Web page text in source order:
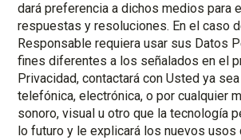
dará preferencia a dichos medios para
respuestas y resoluciones. En el caso
Responsable requiera usar sus Datos
fines diferentes a los señalados en el
Privacidad, contactará con Usted ya
telefónica, electrónica, o por cualquier
sonoro, visual u otro que la tecnología
lo futuro y le explicará los nuevos usos